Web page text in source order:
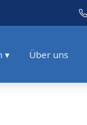
▾ Über uns